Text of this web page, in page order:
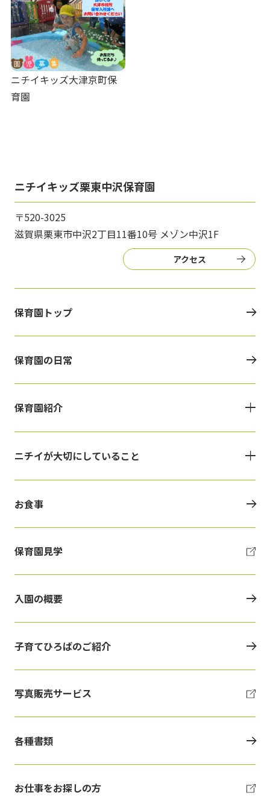
ニチイキッズ大津京町保
育園
ニチイキッズ栗東中沢保育園
〒520-3025
滋賀県栗東市中沢2丁目11番10号 メゾン中沢1F
アクセス
保育園トップ
保育園の日常
保育園紹介
ニチイが大切にしていること
お食事
保育園見学
入園の概要
子育てひろばのご紹介
写真販売サービス
各種書類
お仕事をお探しの方